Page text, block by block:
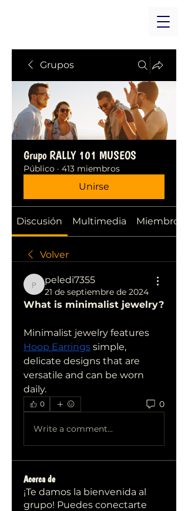
Grupos
Grupo RALLY 101 MUSEOS
Público · 413 miembros
Unirse
Discusión Multimedia Miembros
Volver
peledi7355
peledi7355
21 de septiembre de 2024
What is minimalist jewelry?
Hoop Earrings simple,
delicate designs that are
versatile and can be worn
daily.
0 0
Write a comment...
Acerca de
¡Te damos la bienvenida al
grupo! Puedes conectarte